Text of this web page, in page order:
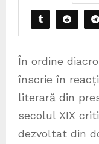
În ordine
înscrie în
literară din
secolul XIX
dezvoltat din